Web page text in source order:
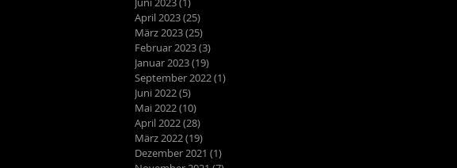
April 2023(25)
März 2023(25)
Februar 2023(3)
Januar 2023(19)
September 2022(1)
Juni 2022(5)
Mai 2022(10)
April 2022(28)
März 2022(19)
Dezember 2021 (1)